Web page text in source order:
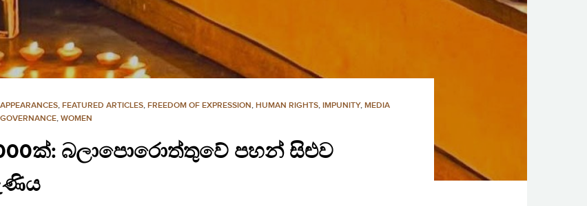
, FEATURED ARTICLES, FREEDOM OF EXPRESSION, HUMAN RIGHTS, IMPUNITY, MEDIA
, WOMEN
බලාපොරොත්තුවේ පහන් සිළුව